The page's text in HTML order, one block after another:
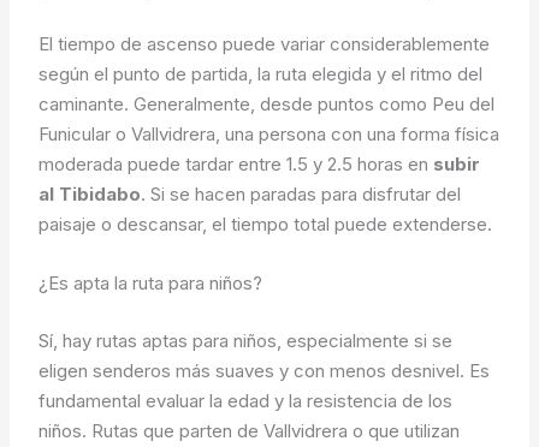
El tiempo de ascenso puede variar considerablemente
según el punto de partida, la ruta elegida y el ritmo del
caminante. Generalmente, desde puntos como Peu del
Funicular o Vallvidrera, una persona con una forma física
moderada puede tardar entre 1.5 y 2.5 horas en subir
al Tibidabo. Si se hacen paradas para disfrutar del
paisaje o descansar, el tiempo total puede extenderse.
¿Es apta la ruta para niños?
Sí, hay rutas aptas para niños, especialmente si se
eligen senderos más suaves y con menos desnivel. Es
fundamental evaluar la edad y la resistencia de los
niños. Rutas que parten de Vallvidrera o que utilizan